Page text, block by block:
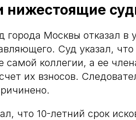
нижестоящие
Москвы отказал в
Суд указал,
самой коллегии, а ее
их взносов.
что 10-летний срок